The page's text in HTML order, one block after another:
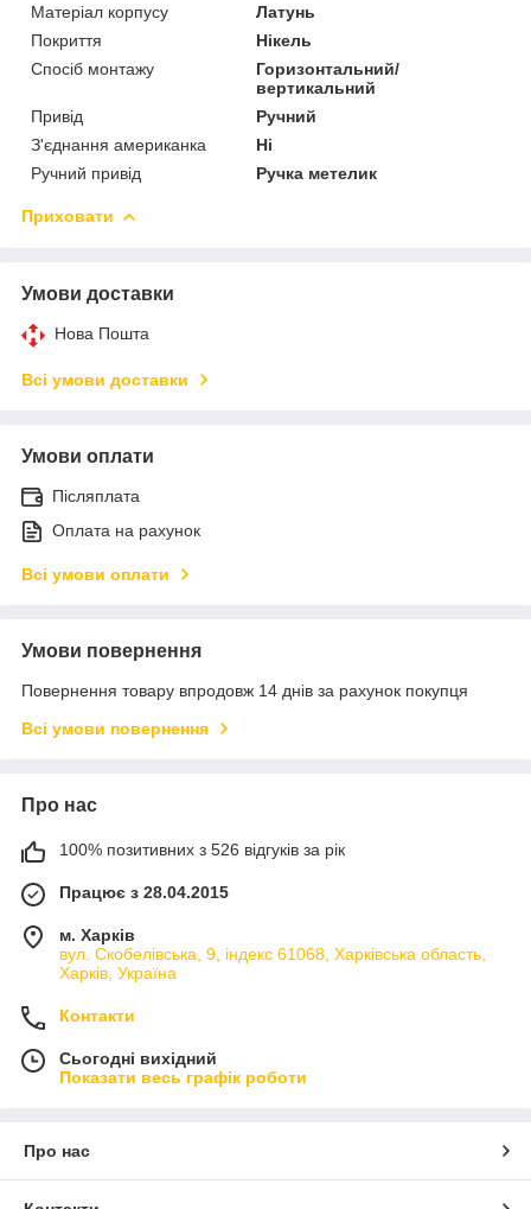
Матеріал корпусу
Латунь
Покриття
Нікель
Спосіб монтажу
Горизонтальний/
вертикальний
Привід
Ручний
З'єднання американка
Ні
Ручний привід
Ручка метелик
Приховати
Умови доставки
Нова Пошта
Всі умови доставки
Умови оплати
Післяплата
Оплата на рахунок
Всі умови оплати
Умови повернення
Повернення товару впродовж 14 днів за рахунок покупця
Всі умови повернення
Про нас
100% позитивних з 526 відгуків за рік
Працює з 28.04.2015
м. Харків
вул. Скобелівська, 9, індекс 61068, Харківська область,
Харків, Україна
Контакти
Сьогодні вихідний
Показати весь графік роботи
Про нас